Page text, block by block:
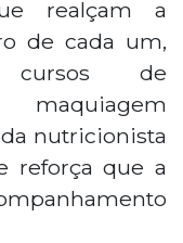
realçam a
de cada um,
de
nutricionista
reforça que a